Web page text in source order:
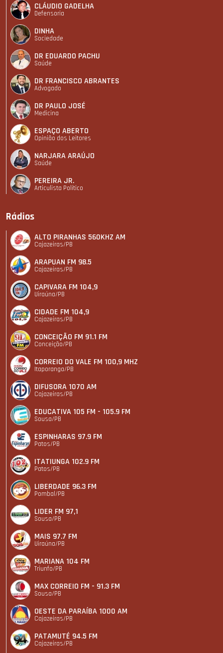
CLÁUDIO GADELHA
Defensoria
DINHA
Sociedade
DR EDUARDO PACHU
Saúde
DR FRANCISCO ABRANTES
Advogado
DR PAULO JOSÉ
Medicina
ESPAÇO ABERTO
Opinião dos Leitores
NARJARA ARAÚJO
Saúde
PEREIRA JR.
Articulista Polí­tico
Rádios
ALTO PIRANHAS 560KHZ AM
Cajazeiras/PB
ARAPUAN FM 98.5
Cajazeiras/PB
CAPIVARA FM 104,9
Uiraúna/PB
CIDADE FM 104,9
Cajazeiras/PB
CONCEIÇÃO FM 91.1 FM
Conceição/PB
CORREIO DO VALE FM 100,9 MHZ
Itaporanga/PB
DIFUSORA 1070 AM
Cajazeiras/PB
EDUCATIVA 105 FM - 105.9 FM
Sousa/PB
ESPINHARAS 97.9 FM
Patos/PB
ITATIUNGA 102.9 FM
Patos/PB
LIBERDADE 96.3 FM
Pombal/PB
LIDER FM 97,1
Sousa/PB
MAIS 97.7 FM
Uiraúna/PB
MARIANA 104 FM
Triunfo/PB
MAX CORREIO FM - 91.3 FM
Sousa/PB
OESTE DA PARAÍBA 1000 AM
Cajazeiras/PB
PATAMUTÉ 94.5 FM
Cajazeiras/PB